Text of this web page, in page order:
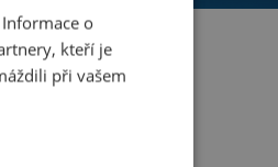
o
kteří je
při vašem